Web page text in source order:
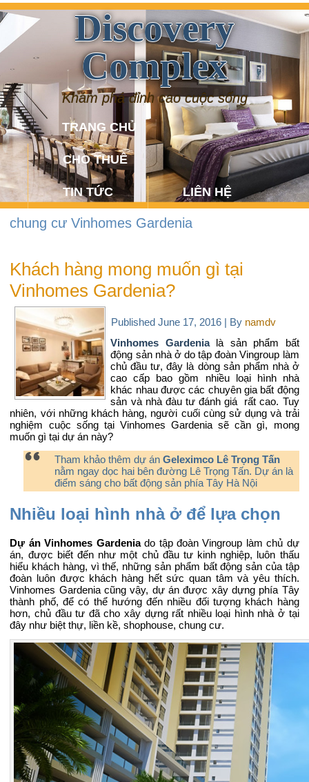
Discovery
Complex
Khám phá đỉnh cao cuộc sống
TRANG CHỦ
CHO THUÊ
TIN TỨC LIÊN HỆ
chung cư Vinhomes Gardenia
Khách hàng mong muốn gì tại
Vinhomes Gardenia?
Published June 17, 2016 | By namdv
Vinhomes Gardenialà sản phẩm bất
động sản nhà ở do tập đoàn Vingroup làm
chủ đầu tư, đây là dòng sản phẩm nhà ở
cao cấp bao gồm nhiều loại hình nhà
khác nhau được các chuyên gia bất động
sản và nhà đàu tư đánh giá rất cao. Tuy
nhiên, với những khách hàng, người cuối cùng sử dụng và trải
nghiệm cuộc sống tại Vinhomes Gardenia sẽ cần gì, mong
muốn gì tại dự án này?
Tham khảo thêm dự ánGeleximco Lê Trọng Tấn
nằm ngay dọc hai bên đường Lê Trọng Tấn. Dự án là
điểm sáng cho bất động sản phía Tây Hà Nội
Nhiều loại hình nhà ở để lựa chọn
Dự án Vinhomes Gardeniado tập đoàn Vingroup làm chủ dự
án, được biết đến như một chủ đầu tư kinh nghiệp, luôn thấu
hiểu khách hàng, vì thế, những sản phẩm bất động sản của tập
đoàn luôn được khách hàng hết sức quan tâm và yêu thích.
Vinhomes Gardenia cũng vậy, dự án được xây dựng phía Tây
thành phố, để có thể hướng đến nhiều đối tượng khách hàng
hơn, chủ đầu tư đã cho xây dựng rất nhiều loại hình nhà ở tại
đây như biệt thự, liền kề, shophouse, chung cư.